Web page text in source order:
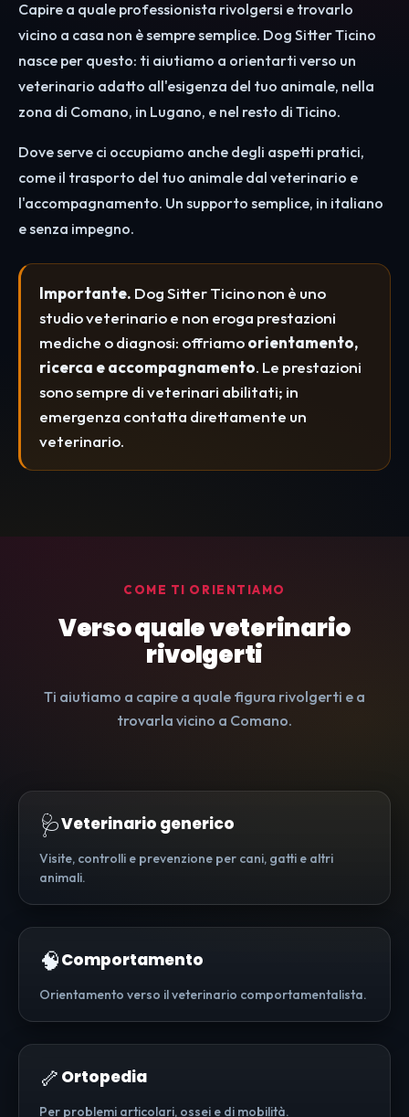
Capire a quale professionista rivolgersi e trovarlo
vicino a casa non è sempre semplice. Dog Sitter Ticino
nasce per questo: ti aiutiamo a orientarti verso un
veterinario adatto all'esigenza del tuo animale, nella
zona di Comano, in Lugano, e nel resto di Ticino.
Dove serve ci occupiamo anche degli aspetti pratici,
come il trasporto del tuo animale dal veterinario e
l'accompagnamento. Un supporto semplice, in italiano
e senza impegno.
Importante. Dog Sitter Ticino non è uno
studio veterinario e non eroga prestazioni
mediche o diagnosi: offriamoorientamento,
ricerca e accompagnamento. Le prestazioni
sono sempre di veterinari abilitati; in
emergenza contatta direttamente un
veterinario.
COME TI ORIENTIAMO
Verso quale veterinario
rivolgerti
Ti aiutiamo a capire a quale figura rivolgerti e a
trovarla vicino a Comano.
🩺Veterinario generico
Visite, controlli e prevenzione per cani, gatti e altri
animali.
🧠Comportamento
Orientamento verso il veterinario comportamentalista.
🦴 Ortopedia
Per problemi articolari, ossei e di mobilità.